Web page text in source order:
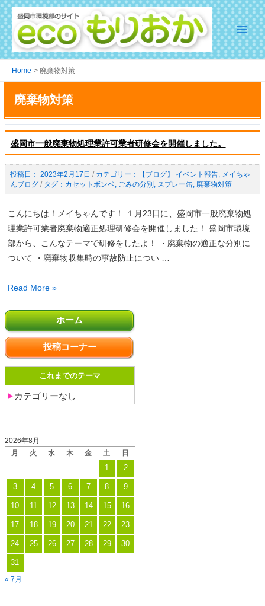
Skip
to
content
Main
Menu
Home 廃棄物対策
ホーム
投稿コーナー
これまでのテーマ
カテゴリーなし
2026年8月
月
火 水 木 金 土 日
1 2
3 4 5 6 7 8 9
10 11 12 13 14 15 16
17 18 19 20 21 22 23
24 25 26 27 28 29 30
31
« 7月
廃棄物対策
盛岡市一般廃棄物処理業許可業者研修会を開催しました。
2023年2月17日 / 【ブログ】 イベント報告, メイちゃ
んブログ/ カセットボンベ, ごみの分別 , スプレー缶, 廃棄物対策
こんにちは！メイちゃんです！ １月23日に、盛岡市一般廃棄物処
理業許可業者廃棄物適正処理研修会を開催しました！ 盛岡市環境
部から、こんなテーマで研修をしたよ！ ・廃棄物の適正な分別に
ついて ・廃棄物収集時の事故防止につい …
盛
市
一
般
廃
処
許
業
者
研
修
会
を
催
Read More »